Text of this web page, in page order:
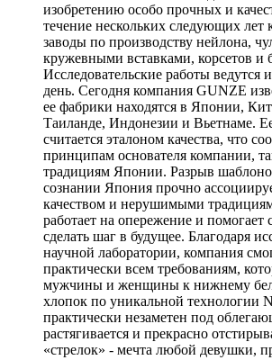
изобретению особо прочных и
течение нескольких следующих лет
заводы по производству нейлона,
кружевными вставками, корсетов и
Исследовательские работы ведутся
день. Сегодня компания GUNZE
ее фабрики находятся в Японии,
Таиланде, Индонезии и Вьетнаме.
считается эталоном качества, что
принципам основателя компании,
традициям Японии. Разрыв
сознании Япония прочно
качеством и нерушимыми
работает на опережение и помогает
сделать шаг в будущее. Благодаря
научной лаборатории, компания
практически всем требованиям,
мужчины и женщины к нижнему
хлопок по уникальной технологии
практически незаметен под
растягивается и прекрасно
«стрелок» - мечта любой девушки,